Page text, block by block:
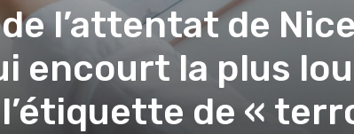
l’attentat de
encourt la plus
de «